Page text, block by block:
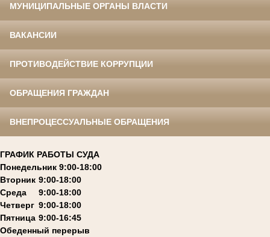
МУНИЦИПАЛЬНЫЕ ОРГАНЫ ВЛАСТИ
ВАКАНСИИ
ПРОТИВОДЕЙСТВИЕ КОРРУПЦИИ
ОБРАЩЕНИЯ ГРАЖДАН
ВНЕПРОЦЕССУАЛЬНЫЕ ОБРАЩЕНИЯ
ГРАФИК РАБОТЫ СУДА
Понедельник 9:00-18:00
Вторник 9:00-18:00
Среда
9:00-18:00
Четверг 9:00-18:00
Пятница 9:00-16:45
Обеденный перерыв